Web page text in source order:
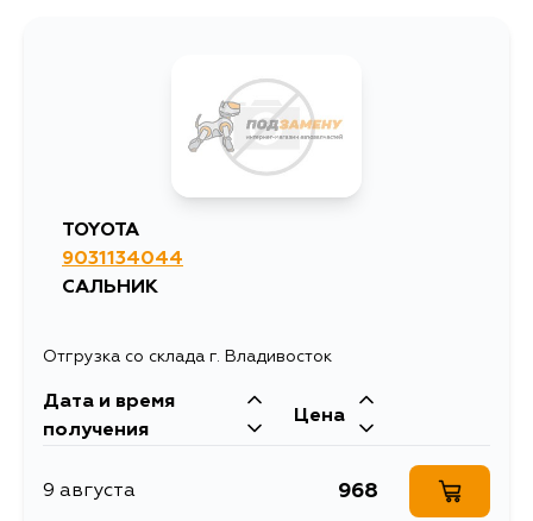
524
1418
14 августа
15 августа 1096
18 августа 850
TOYOTA
9031134044
САЛЬНИК
Отгрузка со склада г. Владивосток
Дата и время
получения
Цена
9 августа 968